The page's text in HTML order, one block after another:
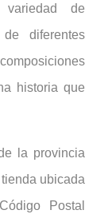
de
diferentes
historia que
la provincia
ubicada
Postal